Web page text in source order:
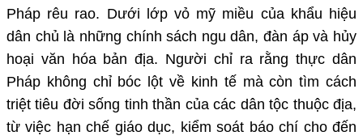
Pháp rêu rao. Dưới lớp vỏ mỹ miều của khẩu hiệu
dân chủ là những chính sách ngu dân, đàn áp và hủy
hoại văn hóa bản địa. Người chỉ ra rằng thực dân
Pháp không chỉ bóc lột về kinh tế mà còn tìm cách
triệt tiêu đời sống tinh thần của các dân tộc thuộc địa,
từ việc hạn chế giáo dục, kiểm soát báo chí cho đến